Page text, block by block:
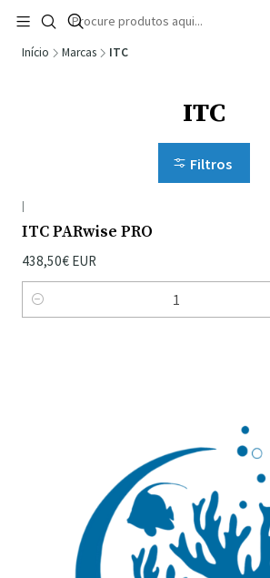
🚚 Portugal Continental: Portes Grátis desde
Ler mais
Início Marcas ITC
ITC
Filtros
|
ITC PARwise PRO
438,50€ EUR
Quantidade